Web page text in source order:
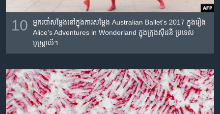
10
អ្នក​របាំ​សម្តែង​នៅ​ក្នុង​ការ​សម្តែង Australian Ballet's 2017 ក្នុង​រឿង
Alice's Adventures in Wonderland ក្នុង​ក្រុង​ស៊ីដនី ប្រទេស​
អូស្ត្រាលី។